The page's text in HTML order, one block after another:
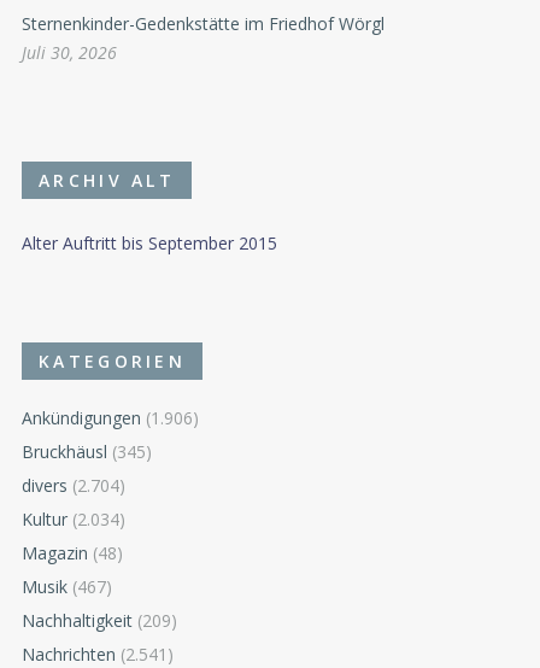
Sternenkinder-Gedenkstätte im Friedhof Wörgl
Juli 30, 2026
ARCHIV ALT
Alter Auftritt bis September 2015
KATEGORIEN
Ankündigungen (1.906)
Bruckhäusl (345)
divers (2.704)
Kultur (2.034)
Magazin (48)
Musik (467)
Nachhaltigkeit (209)
Nachrichten (2.541)